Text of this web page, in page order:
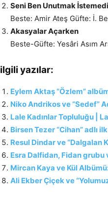
Seni Ben Unutmak
Beste: Amir Ateş Güfte: İ.
Akasyalar Açarken
Beste-Güfte: Yesâri Asım
ilgili yazılar:
Eylem Aktaş “Özlem”
Niko Andrikos ve “Sedef”
Lale Kadınlar Topluluğu |
Birsen Tezer “Cihan” adlı
Resul Dindar ve “Dalgalan
Esra Dalfidan, Fidan grubu
Mircan Kaya ve Kül
Ali Ekber Çiçek ve